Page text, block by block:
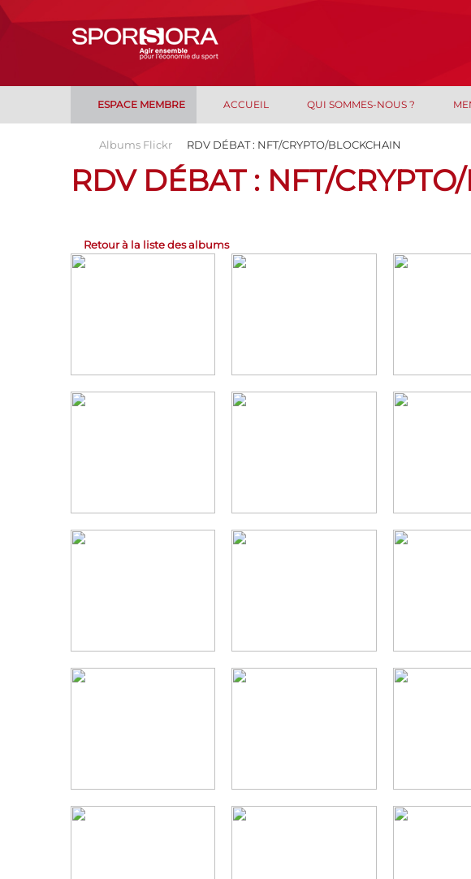
ESPACE MEMBRE ACCUEIL QUI SOMMES-NOUS ?
Albums Flickr RDV DÉBAT : NFT/CRYPTO/BLOCKCHAIN
RDV DÉBAT : NFT/
Retour à la liste des albums